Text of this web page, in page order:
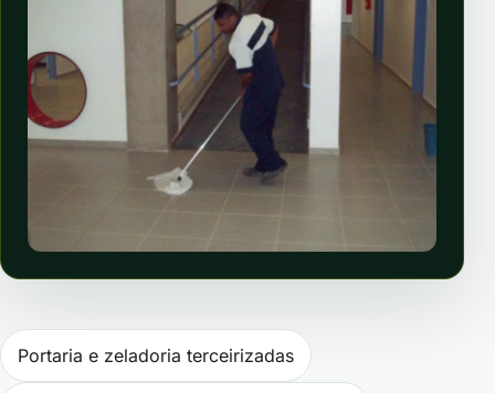
Navegação de Post
Portaria e zeladoria terceirizadas